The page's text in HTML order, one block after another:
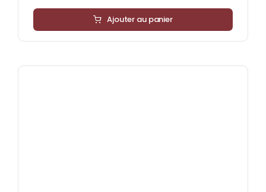
Ajouter au panier